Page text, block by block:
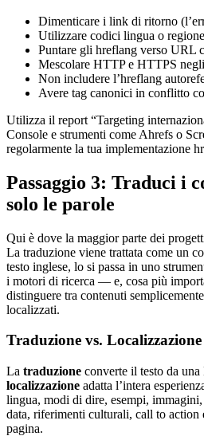
Dimenticare i link di ritorno
Utilizzare codici lingua o
Puntare gli hreflang verso URL
Mescolare HTTP e HTTPS
Non includere l’hreflang
Avere tag canonici in conflitto
Utilizza il report “Targeting
Console e strumenti come Ahrefs o
regolarmente la tua implementazione
Passaggio 3: Traduci i
solo le parole
Qui è dove la maggior parte dei
La traduzione viene trattata come un
testo inglese, lo si passa in uno
i motori di ricerca — e, cosa più
distinguere tra contenuti
localizzati.
Traduzione vs. Localizzazione
La traduzione converte il testo da
localizzazione adatta l’intera
lingua, modi di dire, esempi,
data, riferimenti culturali, call to action
pagina.